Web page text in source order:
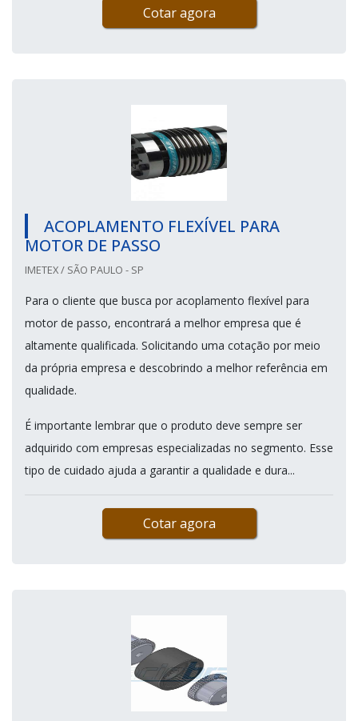
Cotar agora
ACOPLAMENTO FLEXÍVEL PARA
MOTOR DE PASSO
IMETEX / SÃO PAULO - SP
Para o cliente que busca por acoplamento flexível para
motor de passo, encontrará a melhor empresa que é
altamente qualificada. Solicitando uma cotação por meio
da própria empresa e descobrindo a melhor referência em
qualidade.
É importante lembrar que o produto deve sempre ser
adquirido com empresas especializadas no segmento. Esse
tipo de cuidado ajuda a garantir a qualidade e dura...
Cotar agora